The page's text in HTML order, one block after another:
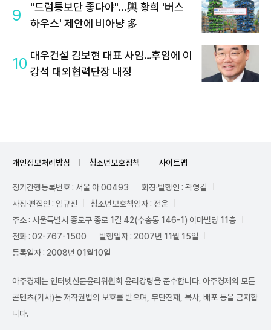
9
"드럼통보단 좋다야"...輿 황희 '버스
하우스' 제안에 비아냥 多
10 대우건설 김보현 대표 사임…후임에 이
강석 대외협력단장 내정
개인정보처리방침 청소년보호정책 사이트맵
정기간행등록번호 : 서울 아 00493
회장·발행인 : 곽영길
사장·편집인 : 임규진
청소년보호책임자 : 전운
주소 : 서울특별시 종로구 종로 1길 42(수송동 146-1) 이마빌딩 11층
전화 : 02-767-1500
발행일자 : 2007년 11월 15일
등록일자 : 2008년 01월10일
아주경제는 인터넷신문윤리위원회 윤리강령을 준수합니다. 아주경제의 모든
콘텐츠(기사)는 저작권법의 보호를 받으며, 무단전재, 복사, 배포 등을 금지합
니다.